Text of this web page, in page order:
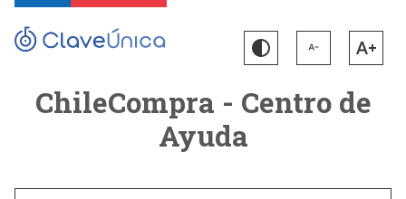
ChileCompra - Centro de
Ayuda